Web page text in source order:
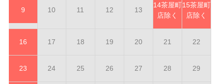
9 10 11 12 13
14茶屋町
店除く
15茶屋町
店除く
16 17 18 19 20 21 22
23 24 25 26 27 28 29